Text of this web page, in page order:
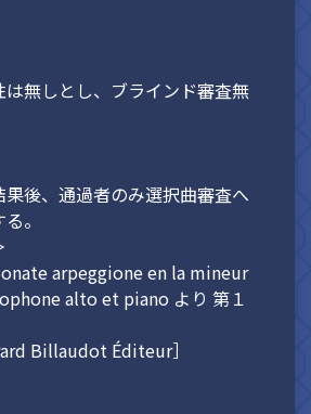
は無しとし、ブラインド審査無
後、通過者のみ選択曲審査へ
。
arpeggione en la mineur
alto et piano より 第１
Billaudot Éditeur］